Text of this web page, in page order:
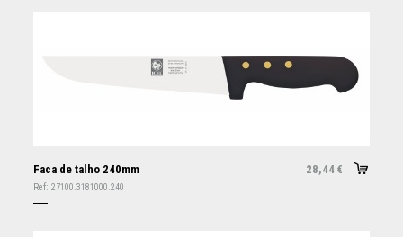
Faca de talho 240mm 28,44 €
Ref: 27100.3181000.240